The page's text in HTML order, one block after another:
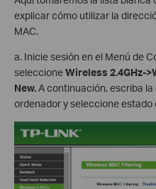
explicar cómo utilizar la
MAC.
a. Inicie sesión en el Menú de
seleccioneWireless 2.4GHz-
New.A continuación, escriba la
ordenador y seleccione estado